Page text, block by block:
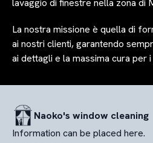
lavaggio di finestre nella zona di
La nostra missione è quella di
ai nostri clienti, garantendo
ai dettagli e la massima cura per
Naoko's window cleaning
Information can be placed here.